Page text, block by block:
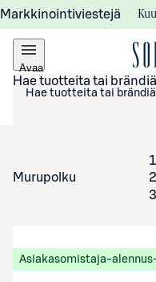
Markkinointiviestejä
Avaa
valikko
Hae tuotteita tai brändiä
Murupolku
Asiakasomistaja-alennus